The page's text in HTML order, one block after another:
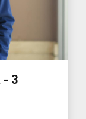
3